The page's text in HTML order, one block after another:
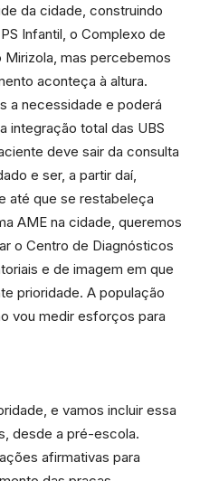
da cidade, construindo
Infantil, o Complexo de
Mirizola, mas percebemos
aconteça à altura.
a necessidade e poderá
integração total das UBS
deve sair da consulta
e ser, a partir daí,
até que se restabeleça
AME na cidade, queremos
o Centro de Diagnósticos
e de imagem em que
prioridade. A população
vou medir esforços para
e vamos incluir essa
desde a pré-escola.
afirmativas para